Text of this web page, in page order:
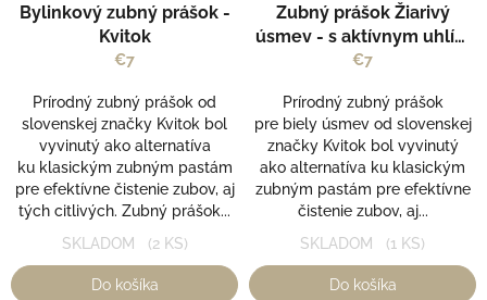
hodnotenie
produktu
je
z
5
hviezdičiek.
Bylinkový zubný prášok -
Kvitok
€7
Prírodný zubný prášok od
slovenskej značky Kvitok bol
vyvinutý ako alternatíva
ku klasickým zubným pastám
pre efektívne čistenie zubov, aj
tých citlivých. Zubný prášok...
SKLADOM (2 KS)
Do košíka
hodnotenie
produktu
je
z
5
hviezdičiek.
Zubný prášok Žiarivý
úsmev - s aktívnym uhlím
€7
Prírodný zubný prášok
pre biely úsmev od slovenskej
značky Kvitok bol vyvinutý
ako alternatíva ku klasickým
zubným pastám pre efektívne
čistenie zubov, aj...
SKLADOM (1 KS)
Do košíka